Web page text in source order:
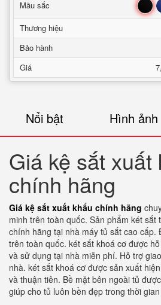
Mầu sắc
Đen
Thương hiệu
Bảo hành
Giá
Nổi bật Hình ảnh
Giá kệ sắt xuất
chính hãng
Giá kệ sắt xuất khẩu chính hãng
minh trên toàn quốc. Sản phẩm két
chính hãng tại nhà máy tủ sắt cao cấp.
trên toàn quốc. két sắt khoá cơ được
và sử dụng tại nhà miễn phí. Hỗ trợ
nhà. két sắt khoá cơ được sản xuất
và thuận tiên. Bề mặt bên ngoài tủ
giúp cho tủ luôn bền đẹp trong thời